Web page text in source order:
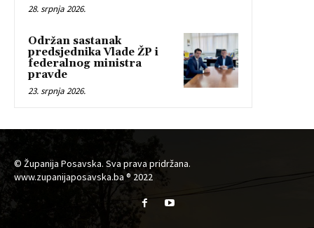
28. srpnja 2026.
Održan sastanak
predsjednika Vlade ŽP i
federalnog ministra
pravde
23. srpnja 2026.
© Županija Posavska. Sva prava pridržana.
www.zupanijaposavska.ba ® 2022